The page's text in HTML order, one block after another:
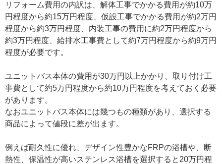
リフォーム費用の内訳は、解体工事でかかる費用が約10万
円程度から約15万円程度、仮設工事でかかる費用が約2万円
程度から約3万円程度、内装工事の費用に約2万円程度から
約3万円程度、給排水工事費として約7万円程度から約9万円
程度が必要です。
ユニットバス本体の費用が30万円以上かかり、取り付け工
事費として約5万円程度から約10万円程度を考えておく必要
があります。
なおユニットバス本体には幾つもの種類があり、選択する
商品によって値段に差が出ます。
例えば耐久性に優れ、デザイン性豊かなFRPの浴槽や、断
熱性、保温性が高いステンレス浴槽を選択すると20万円程